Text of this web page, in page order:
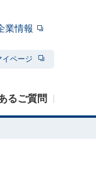
業情報
イページ
るご質問